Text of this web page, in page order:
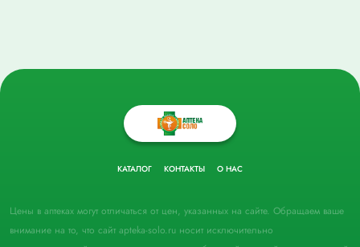
КАТАЛОГ КОНТАКТЫ О НАС
Цены в аптеках могут отличаться от цен, указанных на сайте. Обращаем ваше
внимание на то, что сайт apteka-solo.ru носит исключительно